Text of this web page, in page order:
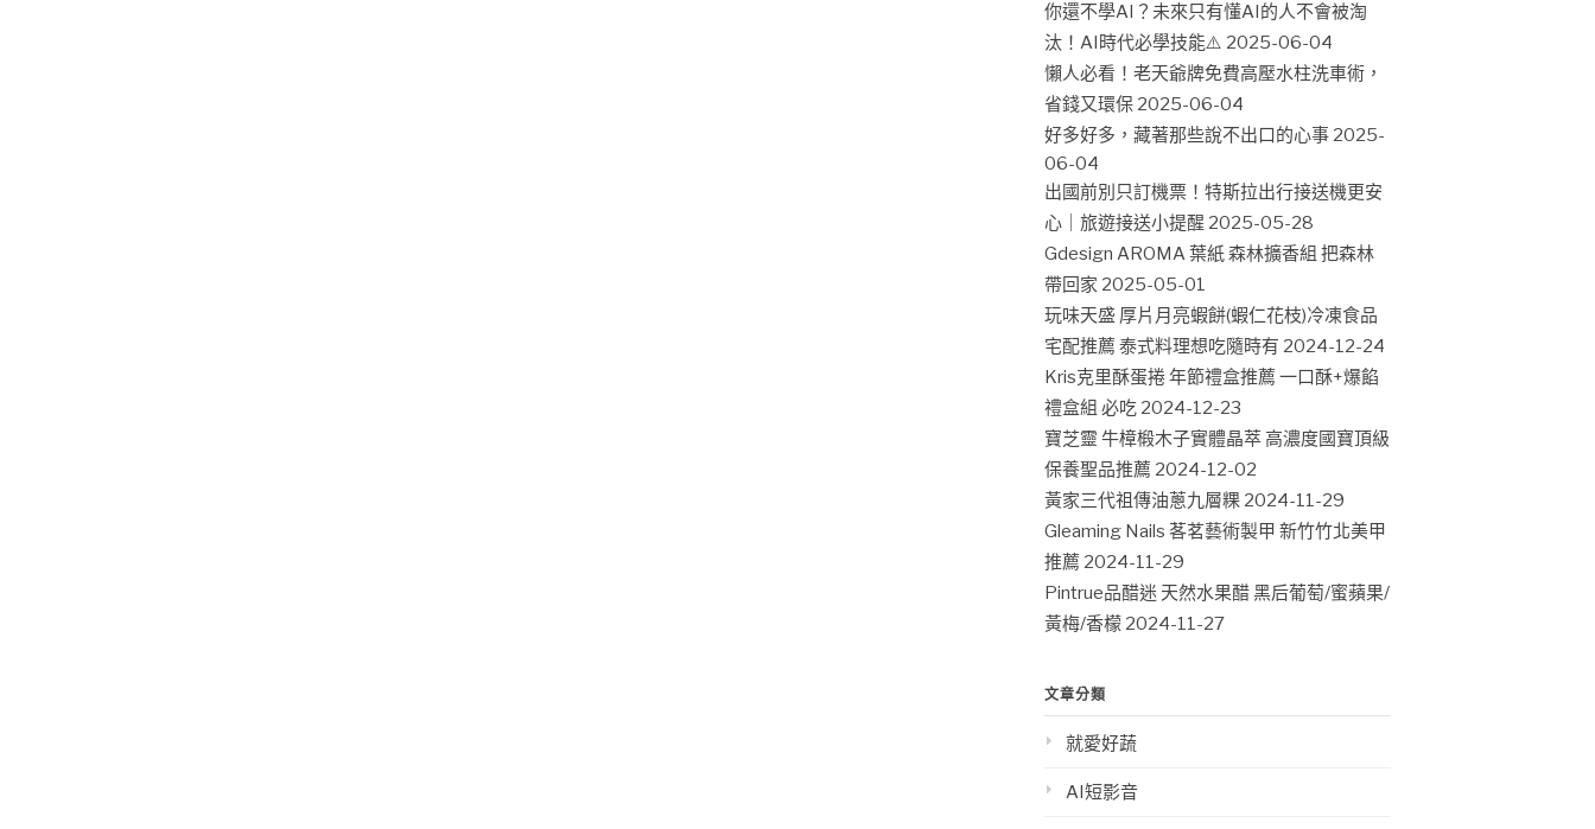
你還不學AI？未來只有懂AI的人不會被淘
汰！AI時代必學技能⚠️ 2025-06-04
懶人必看！老天爺牌免費高壓水柱洗車術，
省錢又環保 2025-06-04
好多好多，藏著那些說不出口的心事 2025-
06-04
出國前別只訂機票！特斯拉出行接送機更安
心｜旅遊接送小提醒 2025-05-28
Gdesign AROMA 葉紙 森林擴香組 把森林
帶回家 2025-05-01
玩味天盛 厚片月亮蝦餅(蝦仁花枝)冷凍食品
宅配推薦 泰式料理想吃隨時有 2024-12-24
Kris克里酥蛋捲 年節禮盒推薦 一口酥+爆餡
禮盒組 必吃 2024-12-23
寶芝靈 牛樟椴木子實體晶萃 高濃度國寶頂級
保養聖品推薦 2024-12-02
黃家三代祖傳油蔥九層粿 2024-11-29
Gleaming Nails 茖茗藝術製甲 新竹竹北美甲
推薦 2024-11-29
Pintrue品醋迷 天然水果醋 黑后葡萄/蜜蘋果/
黃梅/香檬 2024-11-27
文章分類
就愛好蔬
AI短影音